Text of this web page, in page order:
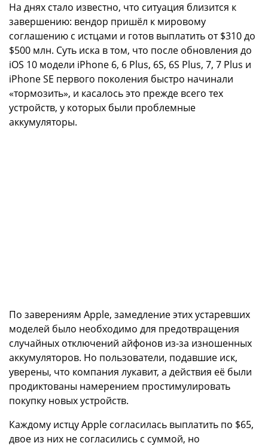
На днях стало известно, что ситуация близится к
завершению: вендор пришёл к мировому
соглашению с истцами и готов выплатить от $310 до
$500 млн. Суть иска в том, что после обновления до
iOS 10 модели iPhone 6, 6 Plus, 6S, 6S Plus, 7, 7 Plus и
iPhone SE первого поколения быстро начинали
«тормозить», и касалось это прежде всего тех
устройств, у которых были проблемные
аккумуляторы.
По заверениям Apple, замедление этих устаревших
моделей было необходимо для предотвращения
случайных отключений айфонов из-за изношенных
аккумуляторов. Но пользователи, подавшие иск,
уверены, что компания лукавит, а действия её были
продиктованы намерением простимулировать
покупку новых устройств.
Каждому истцу Apple согласилась выплатить по $65,
двое из них не согласились с суммой, но